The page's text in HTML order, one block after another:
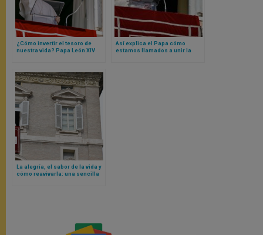
¿Cómo invertir el tesoro de
nuestra vida? Papa León XIV
Así explica el Papa cómo
estamos llamados a unir la
La alegría, el sabor de la vida y
cómo reavivarla: una sencilla